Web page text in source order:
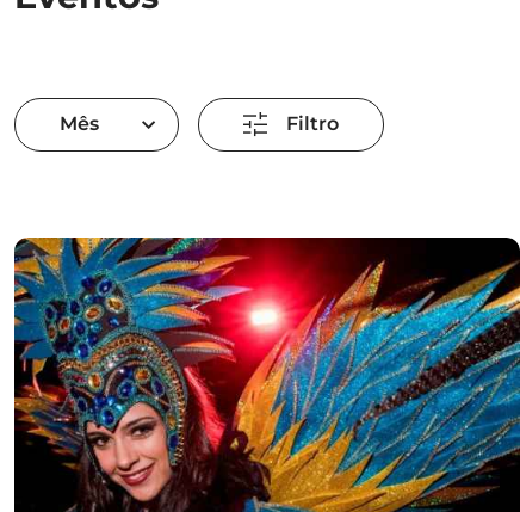
Mês Filtro